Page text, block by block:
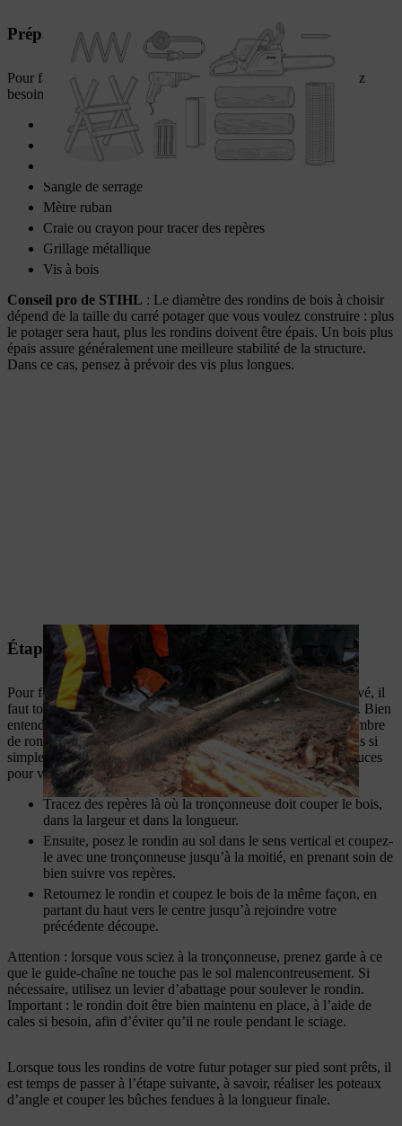
Préparation : les outils et les matériaux
Pour fabriquer un carré potager surélevé en rondins, vous aurez
besoin des matériaux suivants :
Rondins
Tronçonneuse, par exemple
STIHL MS 162
Chevalet de sciage (facultatif)
Sangle de serrage
Mètre ruban
Craie ou crayon pour tracer des repères
Grillage métallique
Vis à bois
Conseil pro de STIHL : Le diamètre des rondins de bois à choisir
dépend de la taille du carré potager que vous voulez construire : plus
le potager sera haut, plus les rondins doivent être épais. Un bois plus
épais assure généralement une meilleure stabilité de la structure.
Dans ce cas, pensez à prévoir des vis plus longues.
Étape 1 : fendre le bois dans la longueur
Pour former les parois latérales de votre potager en bois surélevé, il
faut tout d’abord fendre les troncs à l’aide d’une tronçonneuse. Bien
entendu, plus votre carré potager sur pied sera haut, plus le nombre
de rondins à fendre sera élevé. Tronçonner les rondins n’est pas si
simple à réaliser, la précision est de rigueur. Voici quelques astuces
pour vous faciliter la tâche.
Tracez des repères là où la tronçonneuse doit couper le bois,
dans la largeur et dans la longueur.
Ensuite, posez le rondin au sol dans le sens vertical et coupez-
le avec une tronçonneuse jusqu’à la moitié, en prenant soin de
bien suivre vos repères.
Retournez le rondin et coupez le bois de la même façon, en
partant du haut vers le centre jusqu’à rejoindre votre
précédente découpe.
Attention : lorsque vous sciez à la tronçonneuse, prenez garde à ce
que le guide-chaîne ne touche pas le sol malencontreusement. Si
nécessaire, utilisez un levier d’abattage pour soulever le rondin.
Important : le rondin doit être bien maintenu en place, à l’aide de
cales si besoin, afin d’éviter qu’il ne roule pendant le sciage.
Lorsque tous les rondins de votre futur potager sur pied sont prêts, il
est temps de passer à l’étape suivante, à savoir, réaliser les poteaux
d’angle et couper les bûches fendues à la longueur finale.